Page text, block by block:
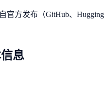
官方发布（GitHub、
息